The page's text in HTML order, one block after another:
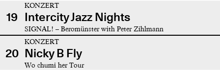
19
KONZERT
Intercity Jazz Nights
SIGNAL! – Beromünster with Peter Zihlmann
20
KONZERT
Nicky B Fly
Wo chumi her Tour